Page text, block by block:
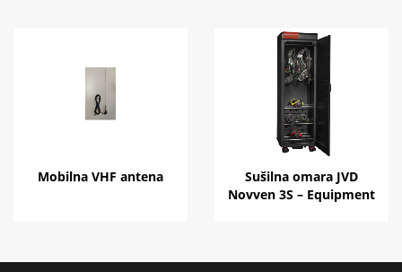
Mobilna VHF antena
Sušilna omara JVD
Novven 3S – Equipment